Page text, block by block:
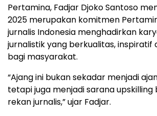
Pertamina, Fadjar Djoko Santoso
2025 merupakan komitmen
jurnalis Indonesia menghadirkan
jurnalistik yang berkualitas,
bagi masyarakat.
“Ajang ini bukan sekadar menjadi
tetapi juga menjadi sarana upskilling
rekan jurnalis,” ujar Fadjar.